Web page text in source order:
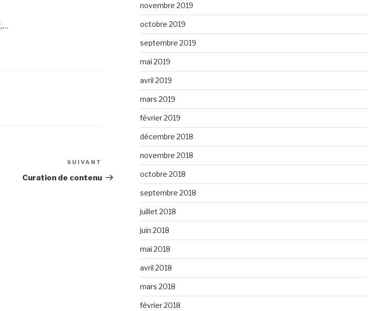
suivant
SUIVANT
Curation de contenu
novembre 2019
octobre 2019
septembre 2019
mai 2019
avril 2019
mars 2019
février 2019
décembre 2018
novembre 2018
octobre 2018
septembre 2018
juillet 2018
juin 2018
mai 2018
avril 2018
mars 2018
février 2018